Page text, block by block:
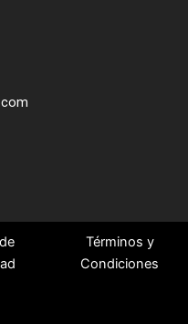
Términos y
Condiciones